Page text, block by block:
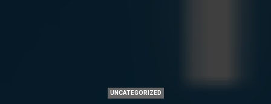
UNCATEGORIZED